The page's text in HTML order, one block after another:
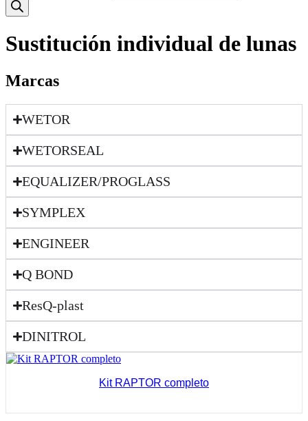
Sustitución individual de lunas
Marcas
WETOR
WETORSEAL
EQUALIZER/PROGLASS
SYMPLEX
ENGINEER
Q BOND
ResQ-plast
DINITROL
Kit RAPTOR completo